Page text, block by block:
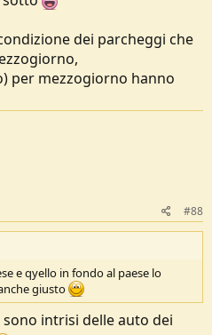
dei parcheggi che
per mezzogiorno hanno
#88
e qyello in fondo al paese lo
giusto
intrisi delle auto dei